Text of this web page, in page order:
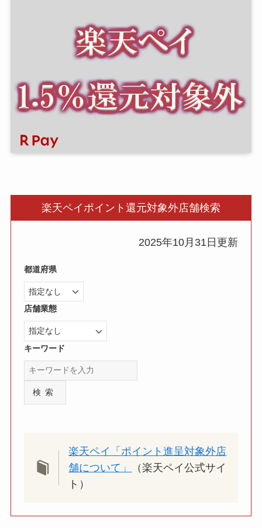
楽天ペイポイント還元対象外店舗検索
2025年10月31日更新
都道府県
店舗業態
キーワード
検索
楽天ペイ「ポイント進呈対象外店
舗について」
（楽天ペイ公式サイ
ト）